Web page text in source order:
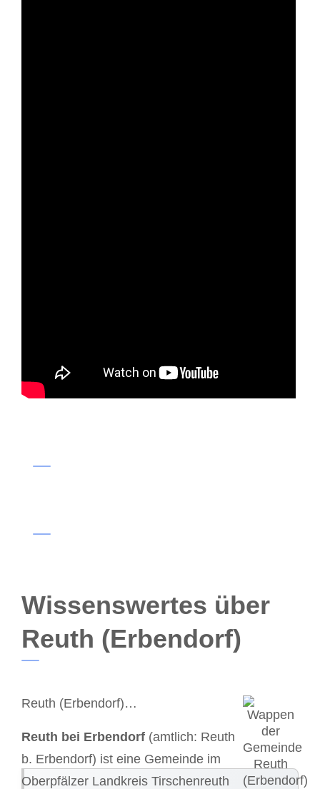
Wissenswertes über
Reuth (Erbendorf)
Reuth (Erbendorf)…
Reuth bei Erbendorf (amtlich: Reuth
b. Erbendorf) ist eine Gemeinde im
Oberpfälzer Landkreis Tirschenreuth